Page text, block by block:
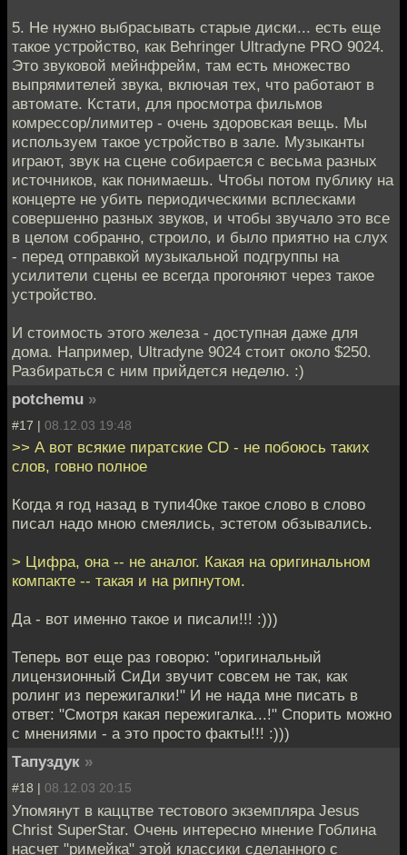
5. Не нужно выбрасывать старые диски... есть еще
такое устройство, как Behringer Ultradyne PRO 9024.
Это звуковой мейнфрейм, там есть множество
выпрямителей звука, включая тех, что работают в
автомате. Кстати, для просмотра фильмов
комрессор/лимитер - очень здоровская вещь. Мы
используем такое устройство в зале. Музыканты
играют, звук на сцене собирается с весьма разных
источников, как понимаешь. Чтобы потом публику на
концерте не убить периодическими всплесками
совершенно разных звуков, и чтобы звучало это все
в целом собранно, строило, и было приятно на слух
- перед отправкой музыкальной подгруппы на
усилители сцены ее всегда прогоняют через такое
устройство.
И стоимость этого железа - доступная даже для
дома. Например, Ultradyne 9024 стоит около $250.
Разбираться с ним прийдется неделю. :)
potchemu »
#17 | 08.12.03 19:48
>> А вот всякие пиратские CD - не побоюсь таких
слов, говно полное
Когда я год назад в тупи40ке такое слово в слово
писал надо мною смеялись, эстетом обзывались.
> Цифра, она -- не аналог. Какая на оригинальном
компакте -- такая и на рипнутом.
Да - вот именно такое и писали!!! :)))
Теперь вот еще раз говорю: "оригинальный
лицензионный СиДи звучит совсем не так, как
ролинг из пережигалки!" И не нада мне писать в
ответ: "Смотря какая пережигалка...!" Спорить можно
с мнениями - а это просто факты!!! :)))
Тапуздук »
#18 | 08.12.03 20:15
Упомянут в каццтве тестового экземпляра Jesus
Christ SuperStar. Очень интересно мнение Гоблина
насчет "римейка" этой классики сделанного с